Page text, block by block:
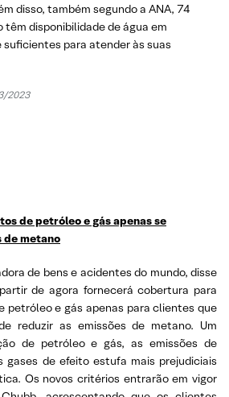
disso, também segundo a ANA, 74
têm disponibilidade de água em
para atender às suas
2023
de petróleo e gás apenas se
de metano
de bens e acidentes do mundo, disse
de agora fornecerá cobertura para
petróleo e gás apenas para clientes que
reduzir as emissões de metano. Um
de petróleo e gás, as emissões de
gases de efeito estufa mais prejudiciais
Os novos critérios entrarão em vigor